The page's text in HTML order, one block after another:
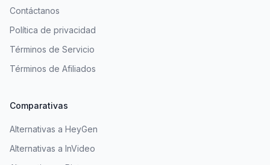
Contáctanos
Política de privacidad
Términos de Servicio
Términos de Afiliados
Comparativas
Alternativas a HeyGen
Alternativas a InVideo